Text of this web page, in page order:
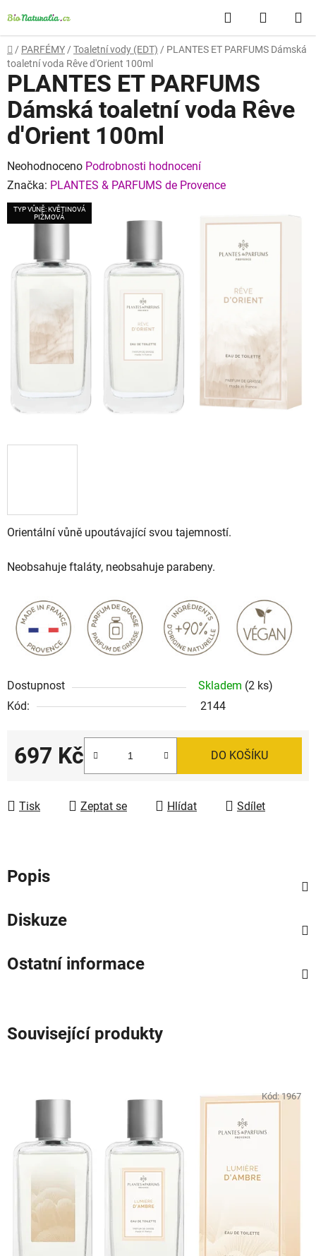
na
obsah
Hledat
KOŠÍK
Domů
/ PARFÉMY / Toaletní vody (EDT) / PLANTES ET PARFUMS Dámská
toaletní voda Rêve d'Orient 100ml
Orientální vůně upoutávající svou tajemností.
Neobsahuje ftaláty, neobsahuje parabeny.
Dostupnost Skladem (2 ks)
Kód:
2144
697 Kč DO KOŠÍKU
Tisk Zeptat se Hlídat Sdílet
PLANTES ET PARFUMS
Dámská toaletní voda Rêve
d'Orient 100ml
Průměrné
hodnocení
produktu
je
Neohodnoceno Podrobnosti hodnocení
Značka: PLANTES & PARFUMS de Provence
TYP VŮNĚ: KVĚTINOVÁ
PIŽMOVÁ
Popis
Diskuze
Ostatní informace
Související produkty
Kód:1967